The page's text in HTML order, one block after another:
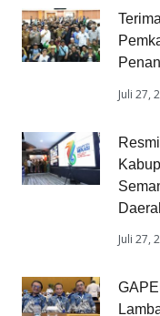
Juli 27,
Juli 27,